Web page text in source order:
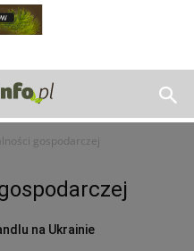
gospodarczej
na Ukrainie